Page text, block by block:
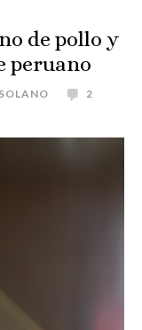
de pollo y
peruano
2